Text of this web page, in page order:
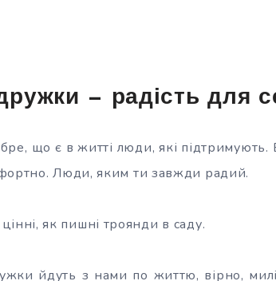
— радість для
що є в житті люди, які підтримують.
Люди, яким ти завжди радий.
як пишні троянди в саду.
йдуть з нами по життю, вірно,